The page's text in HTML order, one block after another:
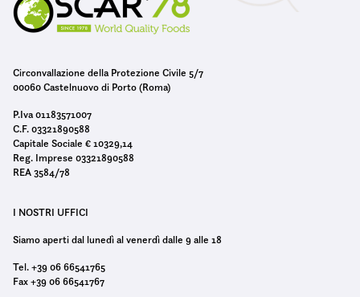
Circonvallazione della Protezione Civile 5/7
00060 Castelnuovo di Porto (Roma)
P.Iva 01183571007
C.F. 03321890588
Capitale Sociale € 10329,14
Reg. Imprese 03321890588
REA 3584/78
I NOSTRI UFFICI
Siamo aperti dal lunedì al venerdì dalle 9 alle 18
Tel. +39 06 66541765
Fax +39 06 66541767